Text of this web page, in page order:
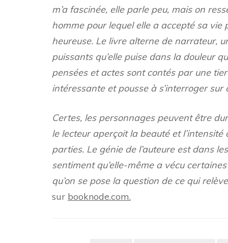
m’a fascinée, elle parle peu, mais on
homme pour lequel elle a accepté sa
heureuse. Le livre alterne de narrateur,
puissants qu’elle puise dans la douleur
pensées et actes sont contés par une
intéressante et pousse à s’interroger sur
Certes, les personnages peuvent être
le lecteur aperçoit la beauté et
parties. Le génie de l’auteure est dans
sentiment qu’elle-même a vécu
qu’on se pose la question de ce qui
sur booknode.com.